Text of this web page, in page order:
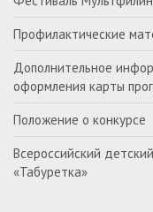
Профилактические
Дополнительное
оформления карты
Положение о конкурсе
Всероссийский
«Табуретка»